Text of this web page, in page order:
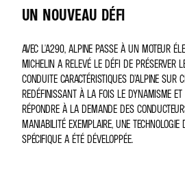
UN NOUVEAU DÉFI
AVEC L'A290, ALPINE PASSE À UN MOTEUR
MICHELIN A RELEVÉ LE DÉFI DE PRÉSERVER
CONDUITE CARACTÉRISTIQUES D’ALPINE SUR
REDÉFINISSANT À LA FOIS LE DYNAMISME
RÉPONDRE À LA DEMANDE DES
MANIABILITÉ EXEMPLAIRE, UNE TECHNOLOGIE
SPÉCIFIQUE A ÉTÉ DÉVELOPPÉE.